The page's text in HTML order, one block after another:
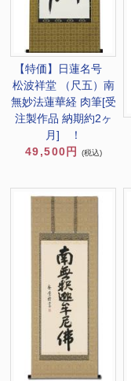
【特価】日蓮名号
松波祥堂 （尺五）南
無妙法蓮華経 肉筆[受
注製作品 納期約2ヶ
月] ！
49,500円
(税込)